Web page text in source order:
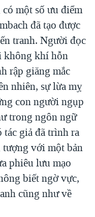
một số ưu điểm
đã tạo được
tranh. Người đọc
không khí hỗn
rập giăng mắc
nhiên, sự lừa mỵ
con người ngụp
trong ngôn ngữ
giả đã trình ra
tượng với một bản
phiêu lưu mạo
biết ngờ vực,
cũng như về